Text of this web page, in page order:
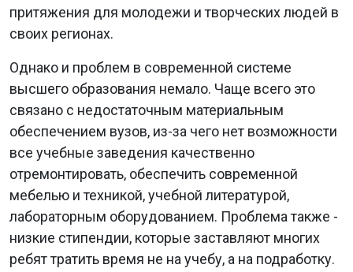
притяжения для молодежи и творческих людей в
своих регионах.
Однако и проблем в современной системе
высшего образования немало. Чаще всего это
связано с недостаточным материальным
обеспечением вузов, из-за чего нет возможности
все учебные заведения качественно
отремонтировать, обеспечить современной
мебелью и техникой, учебной литературой,
лабораторным оборудованием. Проблема также -
низкие стипендии, которые заставляют многих
ребят тратить время не на учебу, а на подработку.